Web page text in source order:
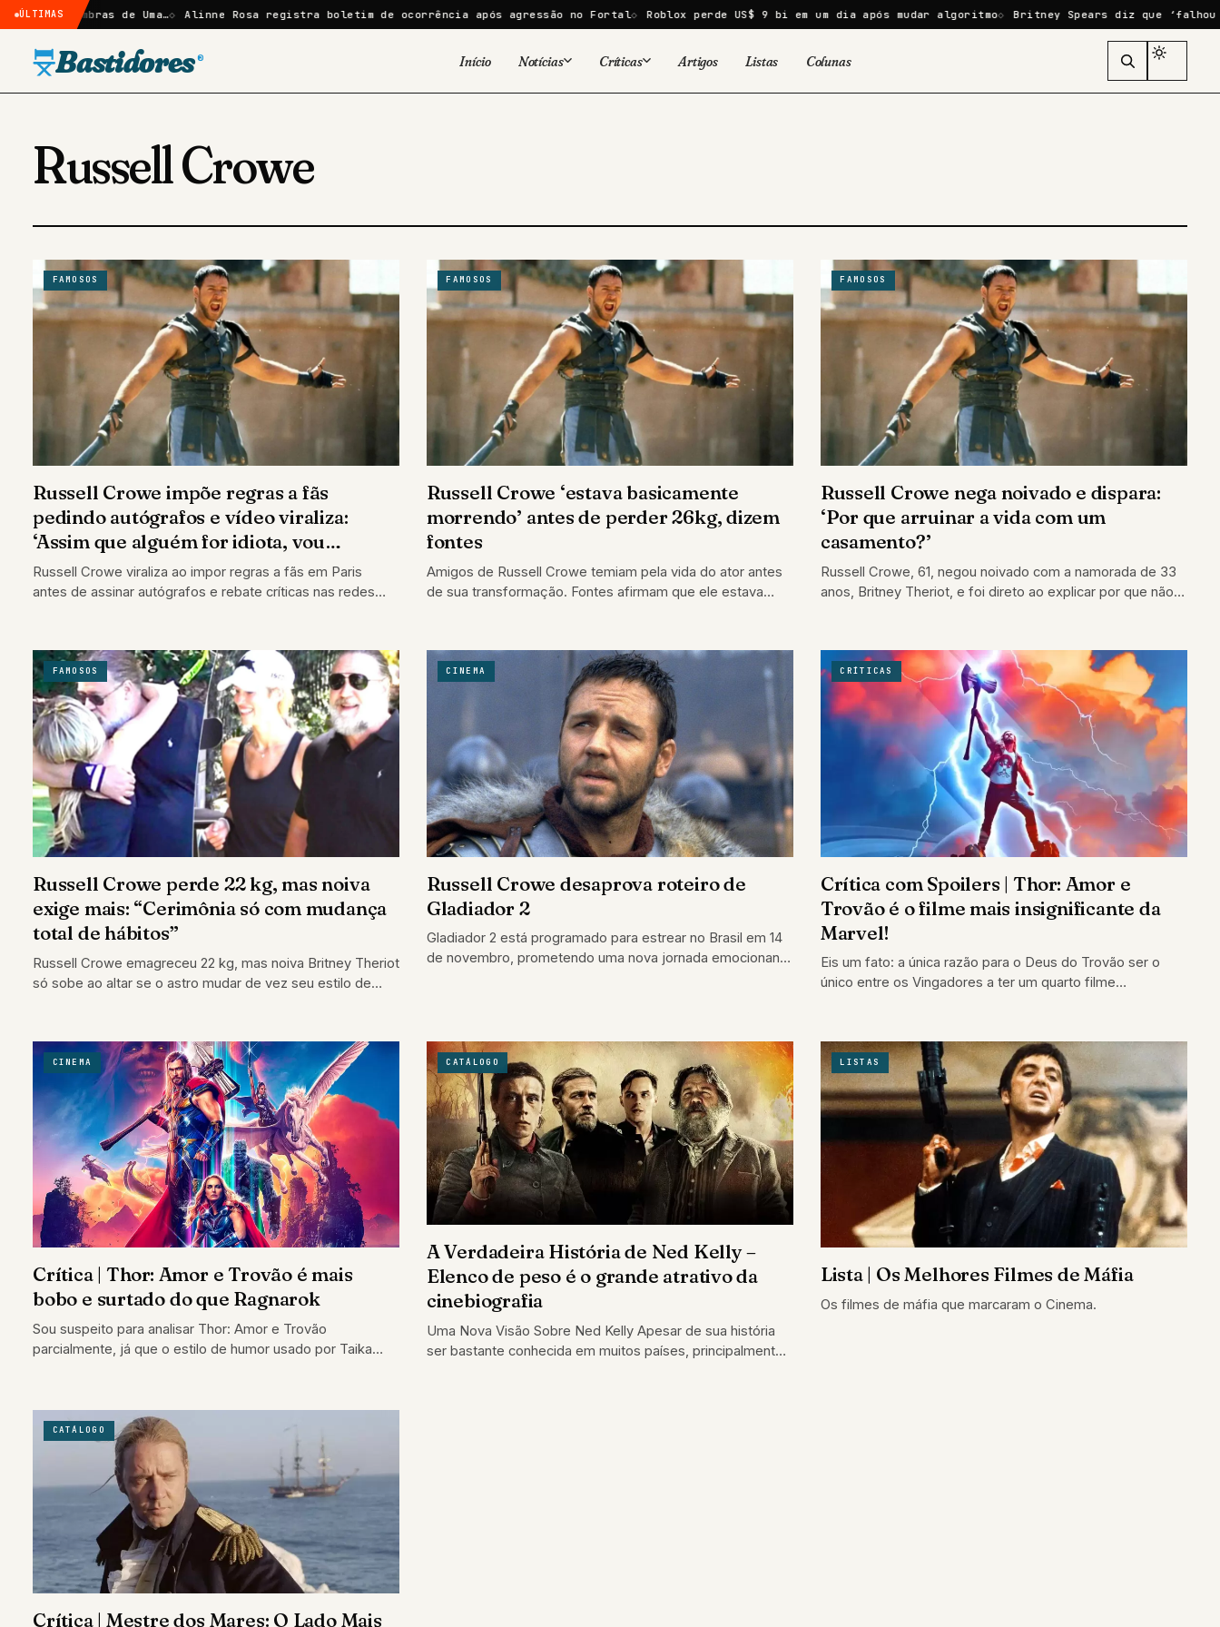
ÚLTIMASde Uma… Alinne Rosa registra boletim de ocorrência após agressão no Fortal Roblox perde US$ 9 bi em um dia após mudar algoritmo Britney Spears diz que ‘falhou como
Bastidores ® Início Notícias
Quadrinhos
Famosos
Livros
Tecnologia
Críticas
Livros
Artigos Listas Colunas
Russell Crowe
FAMOSOS
Russell Crowe impõe regras a fãs
pedindo autógrafos e vídeo viraliza:
‘Assim que alguém for idiota, vou
embora’
Russell Crowe viraliza ao impor regras a fãs em Paris
antes de assinar autógrafos e rebate críticas nas redes
FAMOSOS
Russell Crowe ‘estava basicamente
morrendo’ antes de perder 26kg, dizem
fontes
Amigos de Russell Crowe temiam pela vida do ator antes
de sua transformação. Fontes afirmam que ele estava
FAMOSOS
Russell Crowe nega noivado e dispara:
‘Por que arruinar a vida com um
casamento?’
Russell Crowe, 61, negou noivado com a namorada de 33
anos, Britney Theriot, e foi direto ao explicar por que não
FAMOSOS
Russell Crowe perde 22 kg, mas noiva
exige mais: “Cerimônia só com mudança
total de hábitos”
Russell Crowe emagreceu 22 kg, mas noiva Britney Theriot
só sobe ao altar se o astro mudar de vez seu estilo de…
CINEMA
Russell Crowe desaprova roteiro de
Gladiador 2
Gladiador 2 está programado para estrear no Brasil em 14
de novembro, prometendo uma nova jornada emocionante
CRÍTICAS
Crítica com Spoilers | Thor: Amor e
Trovão é o filme mais insignificante da
Marvel!
Eis um fato: a única razão para o Deus do Trovão ser o
único entre os Vingadores a ter um quarto filme…
CINEMA
Crítica | Thor: Amor e Trovão é mais
bobo e surtado do que Ragnarok
Sou suspeito para analisar Thor: Amor e Trovão
parcialmente, já que o estilo de humor usado por Taika
CATÁLOGO
A Verdadeira História de Ned Kelly –
Elenco de peso é o grande atrativo da
cinebiografia
Uma Nova Visão Sobre Ned Kelly Apesar de sua história
ser bastante conhecida em muitos países, principalmente
LISTAS
Lista | Os Melhores Filmes de Máfia
Os filmes de máfia que marcaram o Cinema.
CATÁLOGO
Crítica | Mestre dos Mares: O Lado Mais